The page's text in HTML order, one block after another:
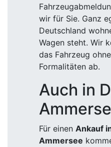
wir für Sie. Ganz
Deutschland
Wagen steht. Wir
das Fahrzeug
Formalitäten ab.
Auch in
Für einen Ankauf
Ammersee